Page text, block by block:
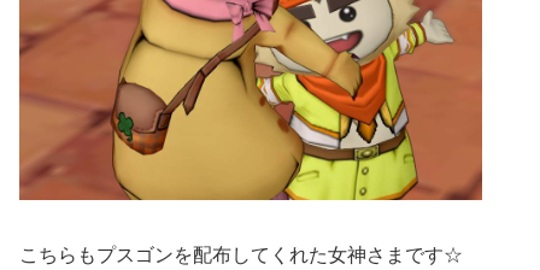
こちらもプスゴンを配布してくれた女神さまです☆